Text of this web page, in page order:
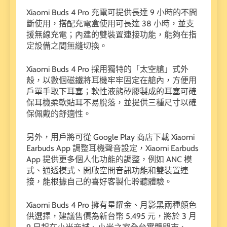
Xiaomi Buds 4 Pro 充電可提供長達 9 小時的不間
斷使用，搭配充電盒使用可長達 38 小時，並支
援無線充電；內建的雙裝置連接功能，能夠在指
定設備之間無縫切換。
Xiaomi Buds 4 Pro 採用獨特的「太空艙」式外
殼，以數個磁鐵將耳機牢牢固定在艙內，方便用
戶單手取下耳塞；軟性液態矽膠製成的耳塞可確
保耳機柔軟貼耳不易脫落，並提供三種尺寸以確
保佩戴的舒適性。
另外，用戶將可從 Google Play 商店下載 Xiaomi
Earbuds App 調整耳機聲音設定，Xiaomi Earbuds
App 提供更多個人化功能的調整，例如 ANC 模
式、通透模式、開啟空間音訊功能和雙裝置連
接，能根據自己的喜好客製化聆聽體驗。
Xiaomi Buds 4 Pro 擁有星耀金、月影黑兩種顏色
供選擇，建議售價為新台幣 5,495 元，將於 3 月